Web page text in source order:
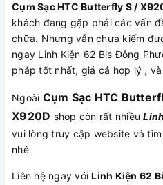
Cụm Sạc HTC Butterfly S /
khách đang gặp phải các vấn
chữa. Nhưng vẫn chưa kiếm
ngay Linh Kiện 62 Bis Đông
pháp tốt nhất, giá cả hợp lý ,
Ngoài Cụm Sạc HTC
X920D shop còn rất nhiều
vui lòng truy cập website và
nhé
Liên hệ ngay vớiLinh Kiện 62